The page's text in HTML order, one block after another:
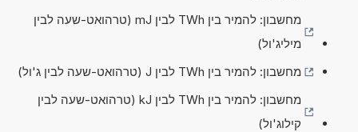
מחשבון: להמיר בין TWh לבין mJ (טרהואט-שעה לבין
מיליג'ול)
מחשבון: להמיר בין TWh לבין J (טרהואט-שעה לבין ג'ול)
מחשבון: להמיר בין TWh לבין kJ (טרהואט-שעה לבין
קילוג'ול)